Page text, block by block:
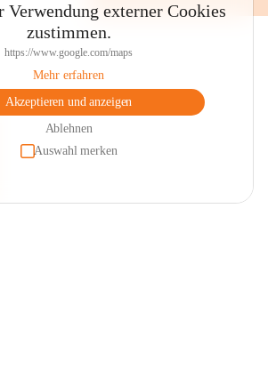
Verwendung externer Cookies
zustimmen.
https://www.google.com/maps
Mehr erfahren
Akzeptieren und anzeigen
Ablehnen
Auswahl merken